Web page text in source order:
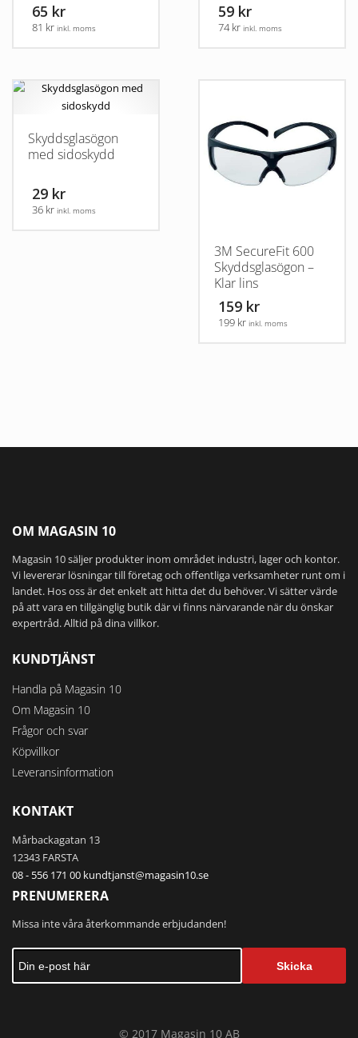
65 kr
81 kr inkl. moms
59 kr
74 kr inkl. moms
Skyddsglasögon
med sidoskydd
29 kr
36 kr inkl. moms
3M SecureFit 600
Skyddsglasögon –
Klar lins
159 kr
199 kr inkl. moms
OM MAGASIN 10
Magasin 10 säljer produkter inom området industri, lager och kontor.
Vi levererar lösningar till företag och offentliga verksamheter runt om i
landet. Hos oss är det enkelt att hitta det du behöver. Vi sätter värde
på att vara en tillgänglig butik där vi finns närvarande när du önskar
expertråd. Alltid på dina villkor.
KUNDTJÄNST
Handla på Magasin 10
Om Magasin 10
Frågor och svar
Köpvillkor
Leveransinformation
KONTAKT
Mårbackagatan 13
12343 FARSTA
08 - 556 171 00 kundtjanst@magasin10.se
PRENUMERERA
Missa inte våra återkommande erbjudanden!
Skicka
© 2017 Magasin 10 AB